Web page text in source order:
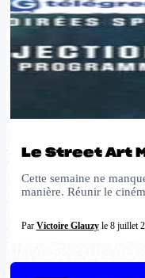
Le Street Art
Cette semaine ne
manière. Réunir le
Par Victoire Glauzyle 8 juillet